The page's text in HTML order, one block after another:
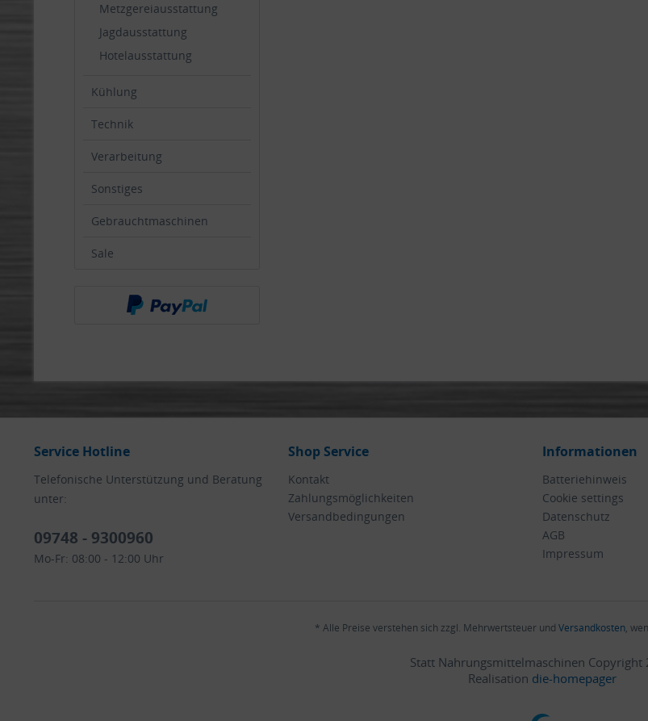
Metzgereiausstattung
Jagdausstattung
Hotelausstattung
Kühlung
Technik
Verarbeitung
Sonstiges
Gebrauchtmaschinen
Sale
Service Hotline
Telefonische Unterstützung und Beratung
unter:
09748 - 9300960
Mo-Fr: 08:00 - 12:00 Uhr
Shop Service
Kontakt
Zahlungsmöglichkeiten
Versandbedingungen
Informationen
Batteriehinweis
Cookie settings
Datenschutz
AGB
Impressum
* Alle Preise verstehen sich zzgl. Mehrwertsteuer und Versandkosten,
Statt Nahrungsmittelmaschinen Copyright
Realisation die-homepager